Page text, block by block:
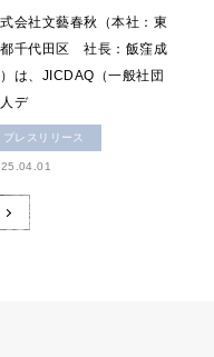
会社文藝春秋（本社：東
千代田区 社長：飯窪成
は、JICDAQ（一般社団
デ
プレスリリース